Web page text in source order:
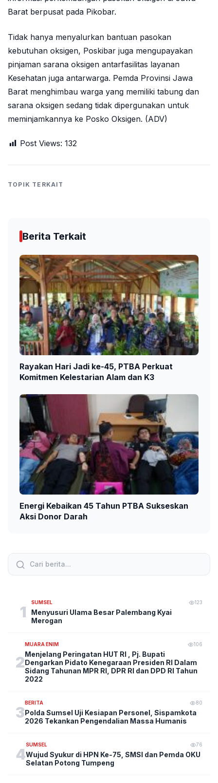
Barat berpusat pada Pikobar.
Tidak hanya menyalurkan bantuan pasokan
kebutuhan oksigen, Poskibar juga mengupayakan
pinjaman sarana oksigen antarfasilitas layanan
Kesehatan juga antarwarga. Pemda Provinsi Jawa
Barat menghimbau warga yang memiliki tabung dan
sarana oksigen sedang tidak dipergunakan untuk
meminjamkannya ke Posko Oksigen. (ADV)
Post Views: 132
TOPIK TERKAIT
Berita Terkait
Rayakan Hari Jadi ke-45, PTBA Perkuat
Komitmen Kelestarian Alam dan K3
Energi Kebaikan 45 Tahun PTBA Sukseskan
Aksi Donor Darah
1
SUMSEL 123
Menyusuri Ulama Besar Palembang Kyai
Merogan
2
MUARA ENIM 106
Menjelang Peringatan HUT RI , Pj. Bupati
Dengarkan Pidato Kenegaraan Presiden RI Dalam
Sidang Tahunan MPR RI, DPR RI dan DPD RI Tahun
2022
3
BERITA 80
Polda Sumsel Uji Kesiapan Personel, Sispamkota
2026 Tekankan Pengendalian Massa Humanis
4
SUMSEL 76
Wujud Syukur di HPN Ke-75, SMSI dan Pemda OKU
Selatan Potong Tumpeng